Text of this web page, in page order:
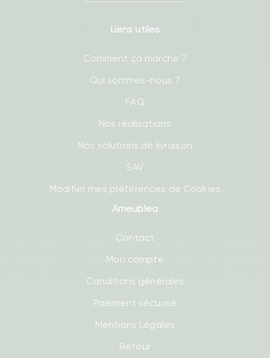
Liens utiles
Comment ça marche ?
Qui sommes-nous ?
FAQ
Nos réalisations
Nos solutions de livraison
SAV
Modifier mes préférences de Cookies
Ameublea
Contact
Mon compte
Conditions générales
Paiement sécurisé
Mentions Légales
Retour